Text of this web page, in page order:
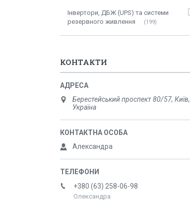
Інвертори, ДБЖ (UPS) та системи
резервного живлення
199
КОНТАКТИ
Берестейський проспект 80/57, Київ,
Україна
Александра
+380 (63) 258-06-98
Олександра